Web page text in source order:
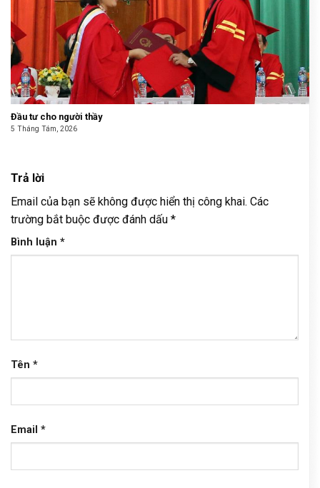
Đầu tư cho người thầy
5 Tháng Tám, 2026
Trả lời
Email của bạn sẽ không được hiển thị công khai. Các
trường bắt buộc được đánh dấu *
Bình luận *
Tên *
Email *